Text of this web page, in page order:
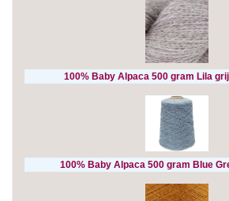
100% Baby Alpaca 500 gram Lila
100% Baby Alpaca 500 gram Blue